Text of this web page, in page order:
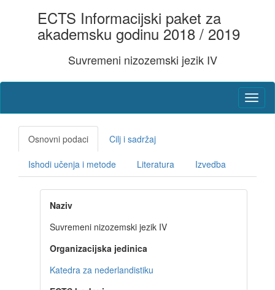
ECTS Informacijski paket za
akademsku godinu 2018 / 2019
Suvremeni nizozemski jezik IV
Osnovni podaci Cilj i sadržaj
Ishodi učenja i metode Literatura Izvedba
Naziv
Suvremeni nizozemski jezik IV
Organizacijska jedinica
Katedra za nederlandistiku